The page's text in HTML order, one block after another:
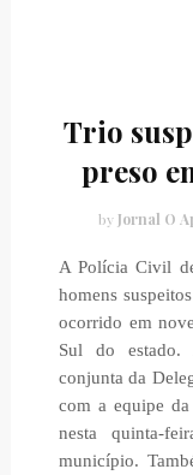
Trio
preso
by Jornal O
A Polícia Civil
homens
ocorrido em
Sul do estado.
conjunta da
com a equipe
nesta quinta-
município.